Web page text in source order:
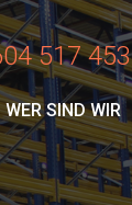
517 453
WER SIND WIR